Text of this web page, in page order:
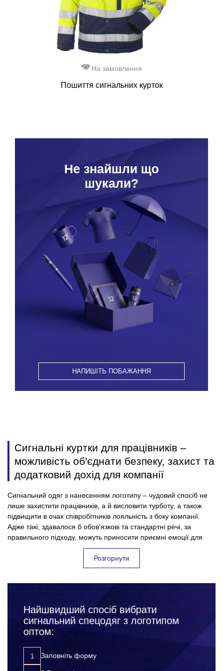
На замовлення
Пошиття сигнальних курток
Hе знайшли що
шукали?
НАПИШІТЬ ПОБАЖАННЯ
Сигнальні куртки для працівників –
можливість об'єднати безпеку, захист та
додатковий дохід для компанії
Сигнальний одяг з нанесенням логотипу – чудовий спосіб не
лише захистити працівників, а й висловити турботу, а також
підвищити в очах співробітників лояльність з боку компанії.
Адже такі, здавалося б обов'язкові та стандартні речі, за
правильного підходу, можуть приносити приємні емоції для
колективу, і безумовно користь для підприємства. Всі успішні
фірми, які дбають про своїх співробітників та їхню безпеку на
робочому місці – дуже відповідально підходять до вибору
захищаєте своїх працівників від нещасних випадків,
травм та інших неприємних ситуацій на робочому місці;
підвищуєте лояльність до компанії з боку співробітників;
розвиваєте корпоративну культуру;
просуваєте свій бренд за допомогою додаткової
Розгорнути
Найшвидший спосіб вибрати
сигнальний спецодяг з логотипом
оптом:
Заповніть форму